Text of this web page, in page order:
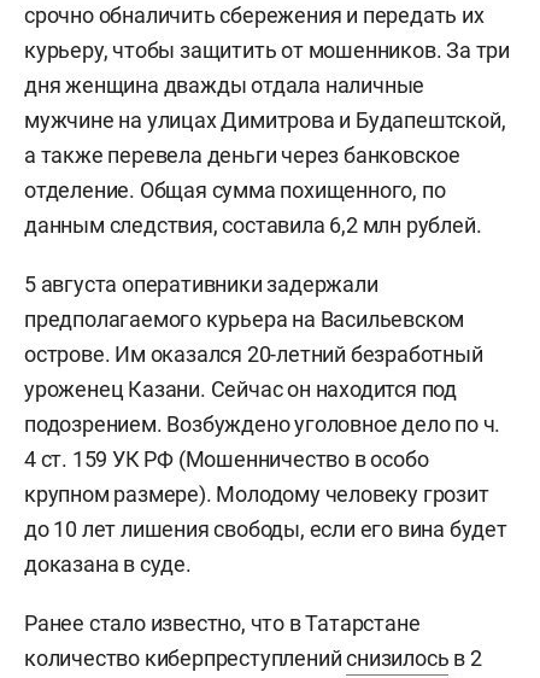
срочно обналичить сбережения и передать их
курьеру, чтобы защитить от мошенников. За три
дня женщина дважды отдала наличные
мужчине на улицах Димитрова и Будапештской,
а также перевела деньги через банковское
отделение. Общая сумма похищенного, по
данным следствия, составила 6,2 млн рублей.
5 августа оперативники задержали
предполагаемого курьера на Васильевском
острове. Им оказался 20-летний безработный
уроженец Казани. Сейчас он находится под
подозрением. Возбуждено уголовное дело по ч.
4 ст. 159 УК РФ (Мошенничество в особо
крупном размере). Молодому человеку грозит
до 10 лет лишения свободы, если его вина будет
доказана в суде.
Ранее стало известно, что в Татарстане
количество киберпреступленийснизилось в 2